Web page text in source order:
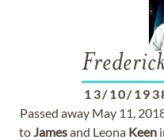
13/10/
Passed away May 11,
toJamesand Leona Keen